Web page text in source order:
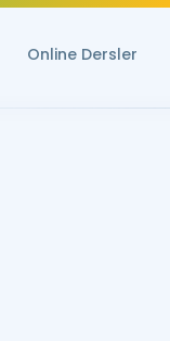
Online Dersler